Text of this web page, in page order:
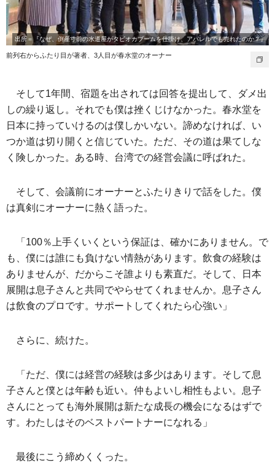
出所＝『なぜ、倒産寸前の水道屋がタピオカブームを仕掛け、アパレルでも売れたのか？』
前列右からふたり目が著者、3人目が春水堂のオーナー
そして1年間、宿題を出されては回答を提出して、ダメ出
しの繰り返し。それでも僕は挫くじけなかった。春水堂を
日本に持っていけるのは僕しかいない。諦めなければ、い
つか道は切り開くと信じていた。ただ、その道は果てしな
く険しかった。ある時、台湾での経営会議に呼ばれた。
そして、会議前にオーナーとふたりきりで話をした。僕
は真剣にオーナーに熱く語った。
「100％上手くいくという保証は、確かにありません。で
も、僕には誰にも負けない情熱があります。飲食の経験は
ありませんが、だからこそ誰よりも素直だ。そして、日本
展開は息子さんと共同でやらせてくれませんか。息子さん
は飲食のプロです。サポートしてくれたら心強い」
さらに、続けた。
「ただ、僕には経営の経験は多少はあります。そして息
子さんと僕とは年齢も近い。仲もよいし相性もよい。息子
さんにとっても海外展開は新たな成長の機会になるはずで
す。わたしはそのベストパートナーになれる」
最後にこう締めくくった。